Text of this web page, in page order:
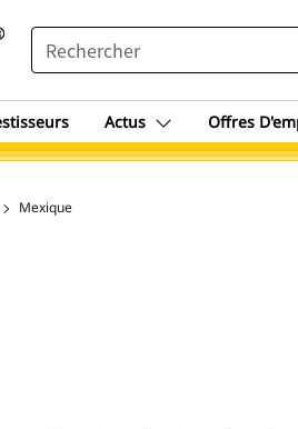
SEARCH
Actus Offres
Mexique